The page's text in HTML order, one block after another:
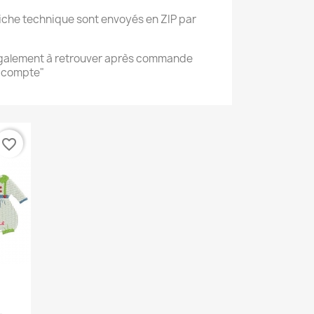
technique sont envoyés en ZIP par
à retrouver après commande
favorite_border